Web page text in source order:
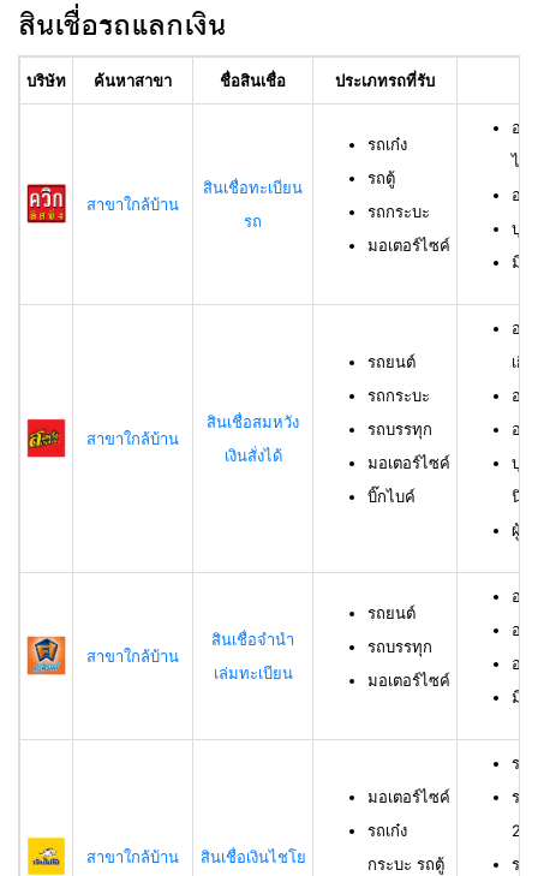
สินเชื่อรถแลกเงิน
บริษัท ค้นหาสาขา ชื่อสินเชื่อ ประเภทรถที่รับ
สาขาใกล้บ้าน
สินเชื่อทะเบียน
รถ
รถเก๋ง
รถตู้
รถกระบะ
มอเตอร์ไซค์
อา
ไม่
อา
บุค
มีชื่
สาขาใกล้บ้าน
สินเชื่อสมหวัง
เงินสั่งได้
รถยนต์
รถกระบะ
รถบรรทุก
มอเตอร์ไซค์
บิ๊กไบค์
อา
เกิ
อา
อา
บุค
นิติ
ผู้กู้
สาขาใกล้บ้าน
สินเชื่อจำนำ
เล่มทะเบียน
รถยนต์
รถบรรทุก
มอเตอร์ไซค์
อา
อา
อา
มีชื่
สาขาใกล้บ้าน สินเชื่อเงินไชโย
มอเตอร์ไซค์
รถเก๋ง
กระบะ รถตู้
รถ
รถ
23
รถ